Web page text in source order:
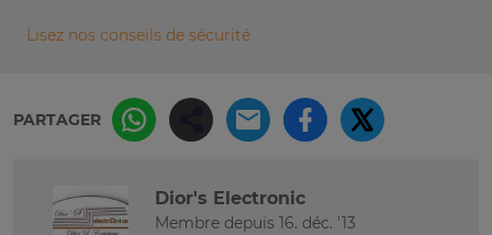
Lisez nos conseils de sécurité
PARTAGER
Dior's Electronic
Membre depuis 16. déc. '13